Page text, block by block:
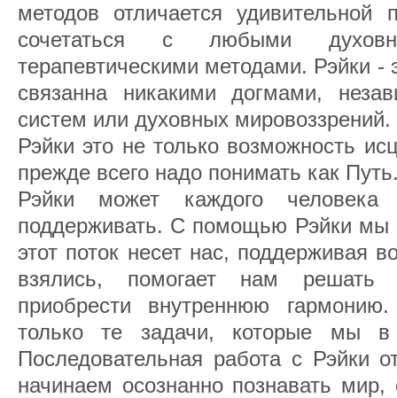
методов отличается удивительной
сочетаться с любыми
терапевтическими методами. Рэйки -
связанна никакими догмами,
систем или духовных мировоззрений.
Рэйки это не только возможность
прежде всего надо понимать как
Рэйки может каждого
поддерживать. С помощью Рэйки мы
этот поток несет нас, поддерживая
взялись, помогает нам решать
приобрести внутреннюю
только те задачи, которые мы в
Последовательная работа с Рэйки
начинаем осознанно познавать мир,